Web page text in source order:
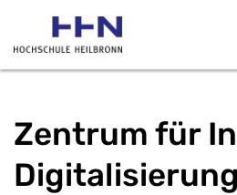
Zentrum für